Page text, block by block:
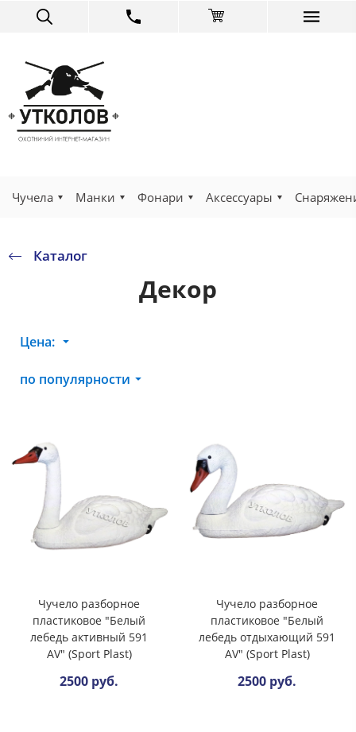
Чучела Манки Фонари Аксессуары
Каталог
Декор
Цена:
по популярности
Чучело разборное
пластиковое "Белый
лебедь активный 591
AV" (Sport Plast)
2500 руб.
Чучело разборное
пластиковое "Белый
лебедь отдыхающий 591
AV" (Sport Plast)
2500 руб.